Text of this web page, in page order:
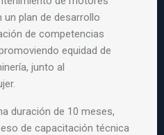
plan de desarrollo
de competencias
equidad de
junto al
duración de 10 meses,
de capacitación técnica